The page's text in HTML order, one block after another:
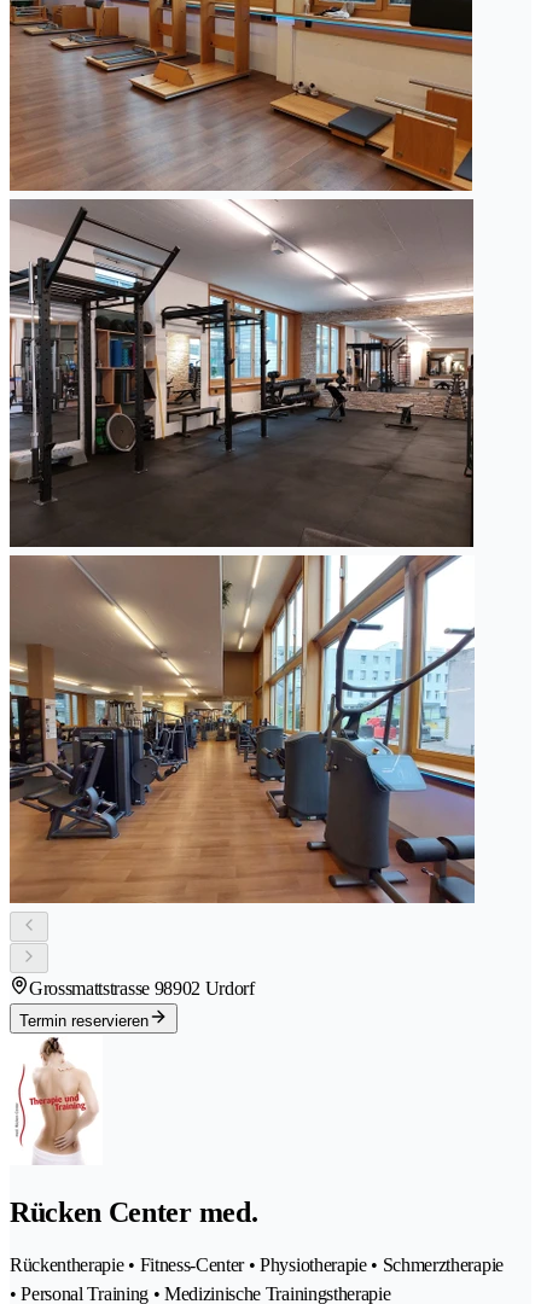
Grossmattstrasse 98902 Urdorf
Termin reservieren
Rücken Center med.
Rückentherapie • Fitness-Center • Physiotherapie • Schmerztherapie
• Personal Training • Medizinische Trainingstherapie